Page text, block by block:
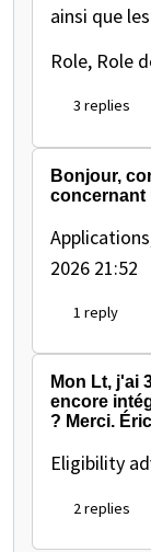
ainsi que
Role, Role
3 replies
Bonjour,
concernant
2026 21:52
1 reply
Mon Lt, j'ai
encore
? Merci.
Eligibility
2 replies